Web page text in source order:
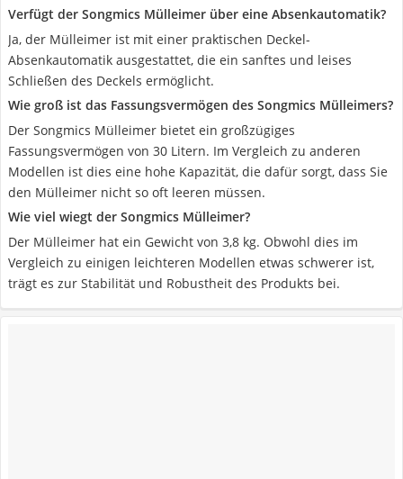
Verfügt der Songmics Mülleimer über eine Absenkautomatik?
Ja, der Mülleimer ist mit einer praktischen Deckel-
Absenkautomatik ausgestattet, die ein sanftes und leises
Schließen des Deckels ermöglicht.
Wie groß ist das Fassungsvermögen des Songmics Mülleimers?
Der Songmics Mülleimer bietet ein großzügiges
Fassungsvermögen von 30 Litern. Im Vergleich zu anderen
Modellen ist dies eine hohe Kapazität, die dafür sorgt, dass Sie
den Mülleimer nicht so oft leeren müssen.
Wie viel wiegt der Songmics Mülleimer?
Der Mülleimer hat ein Gewicht von 3,8 kg. Obwohl dies im
Vergleich zu einigen leichteren Modellen etwas schwerer ist,
trägt es zur Stabilität und Robustheit des Produkts bei.